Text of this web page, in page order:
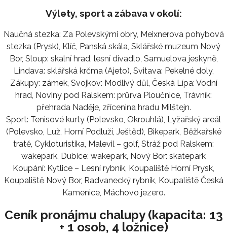
Výlety, sport a zábava v okolí:
Naučná stezka: Za Polevskými obry, Meixnerova pohybová
stezka (Prysk), Klíč, Panská skála, Sklářské muzeum Nový
Bor, Sloup: skalní hrad, lesní divadlo, Samuelova jeskyně,
Lindava: sklářská krčma (Ajeto), Svitava: Pekelné doly,
Zákupy: zámek, Svojkov: Modlivý důl, Česká Lípa: Vodní
hrad, Noviny pod Ralskem: průrva Ploučnice, Trávník:
přehrada Naděje, zřícenina hradu Milštejn.
Sport: Tenisové kurty (Polevsko, Okrouhlá), Lyžařský areál
(Polevsko, Luž, Horní Podluží, Ještěd), Bikepark, Běžkařské
tratě, Cykloturistika, Malevil – golf, Stráž pod Ralskem:
wakepark, Dubice: wakepark, Nový Bor: skatepark
Koupání: Kytlice – Lesní rybník, Koupaliště Horní Prysk,
Koupaliště Nový Bor, Radvanecký rybník, Koupaliště Česká
Kamenice, Máchovo jezero.
Ceník pronájmu chalupy (kapacita: 13
+ 1 osob, 4 ložnice)